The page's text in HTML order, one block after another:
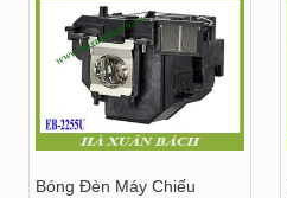
Bóng Đèn Máy Chiếu